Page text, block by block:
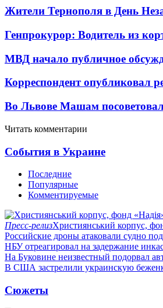
Жители Тернополя в День
Генпрокурор: Водитель из
МВД начало публичное
Корреспондент опубликовал
Во Львове Машам
Читать комментарии
События в Украине
Последние
Популярные
Комментируемые
Пресс-релизХристиянський корпус,
Российские дроны атаковали судно
НБУ отреагировал на задержание
На Буковине неизвестный подорвал
В США застрелили украинскую
Сюжеты